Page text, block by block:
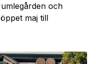
och
maj till